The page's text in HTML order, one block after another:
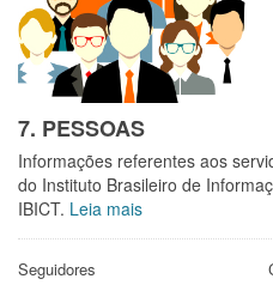
7. PESSOAS
Informações referentes aos
do Instituto Brasileiro de
IBICT. Leia mais
Seguidores